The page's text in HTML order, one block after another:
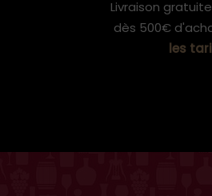
Livraison
dès 500€
les